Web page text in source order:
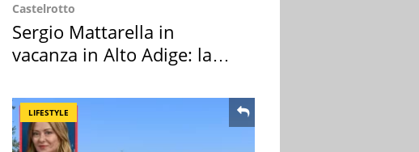
Castelrotto
Sergio Mattarella in
vacanza in Alto Adige: la
LIFESTYLE